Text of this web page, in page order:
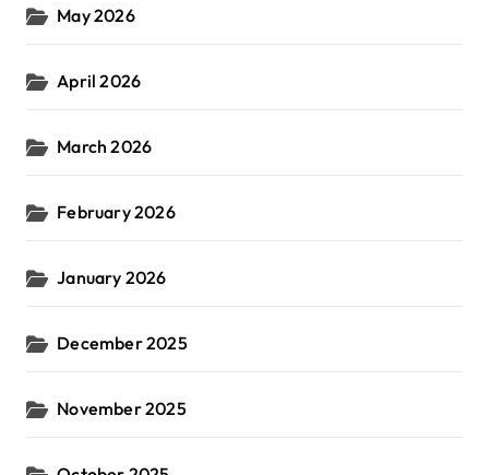
May 2026
April 2026
March 2026
February 2026
January 2026
December 2025
November 2025